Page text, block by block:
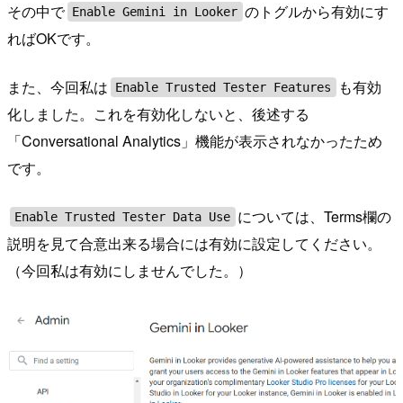
その中で Enable Gemini in Looker のトグルから有効にす
ればOKです。
また、今回私は Enable Trusted Tester Features
も有効
化しました。これを有効化しないと、後述する
「Conversational Analytics」機能が表示されなかったため
です。
Enable Trusted Tester Data Use については、Terms欄の
説明を見て合意出来る場合には有効に設定してください。
（今回私は有効にしませんでした。）